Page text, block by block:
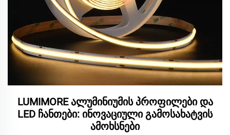
LUMIMORE ალუმინიუმის პროფილები და
LED ჩანთები: ინოვაციული გამოსახატვის
ამოხსნები